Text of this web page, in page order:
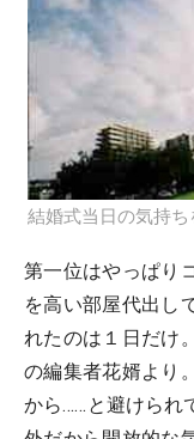
結婚式当日の気持ち
第一位はやっぱり
を高い部屋代出し
れたのは１日だけ
の編集者花婿より
から……と避けられ